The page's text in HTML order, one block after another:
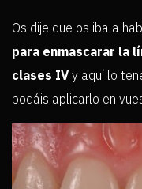
Os dije que os iba a
para enmascarar la
clases IV y aquí lo
podáis aplicarlo en